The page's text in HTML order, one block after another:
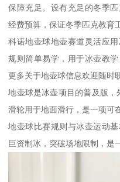
保障充足。设有充足的冬季
经费预算，保证冬季匹克教育
科诺地壶球地壶赛道灵活应
规则简单易学，用于冰壶教
更多关于地壶球信息欢迎随时
地壶球是冰壶项目的普及版
滑轮用于地面滑行，是一项可
地壶球比赛规则与冰壶运动
巨资制冰，突破场地限制，是